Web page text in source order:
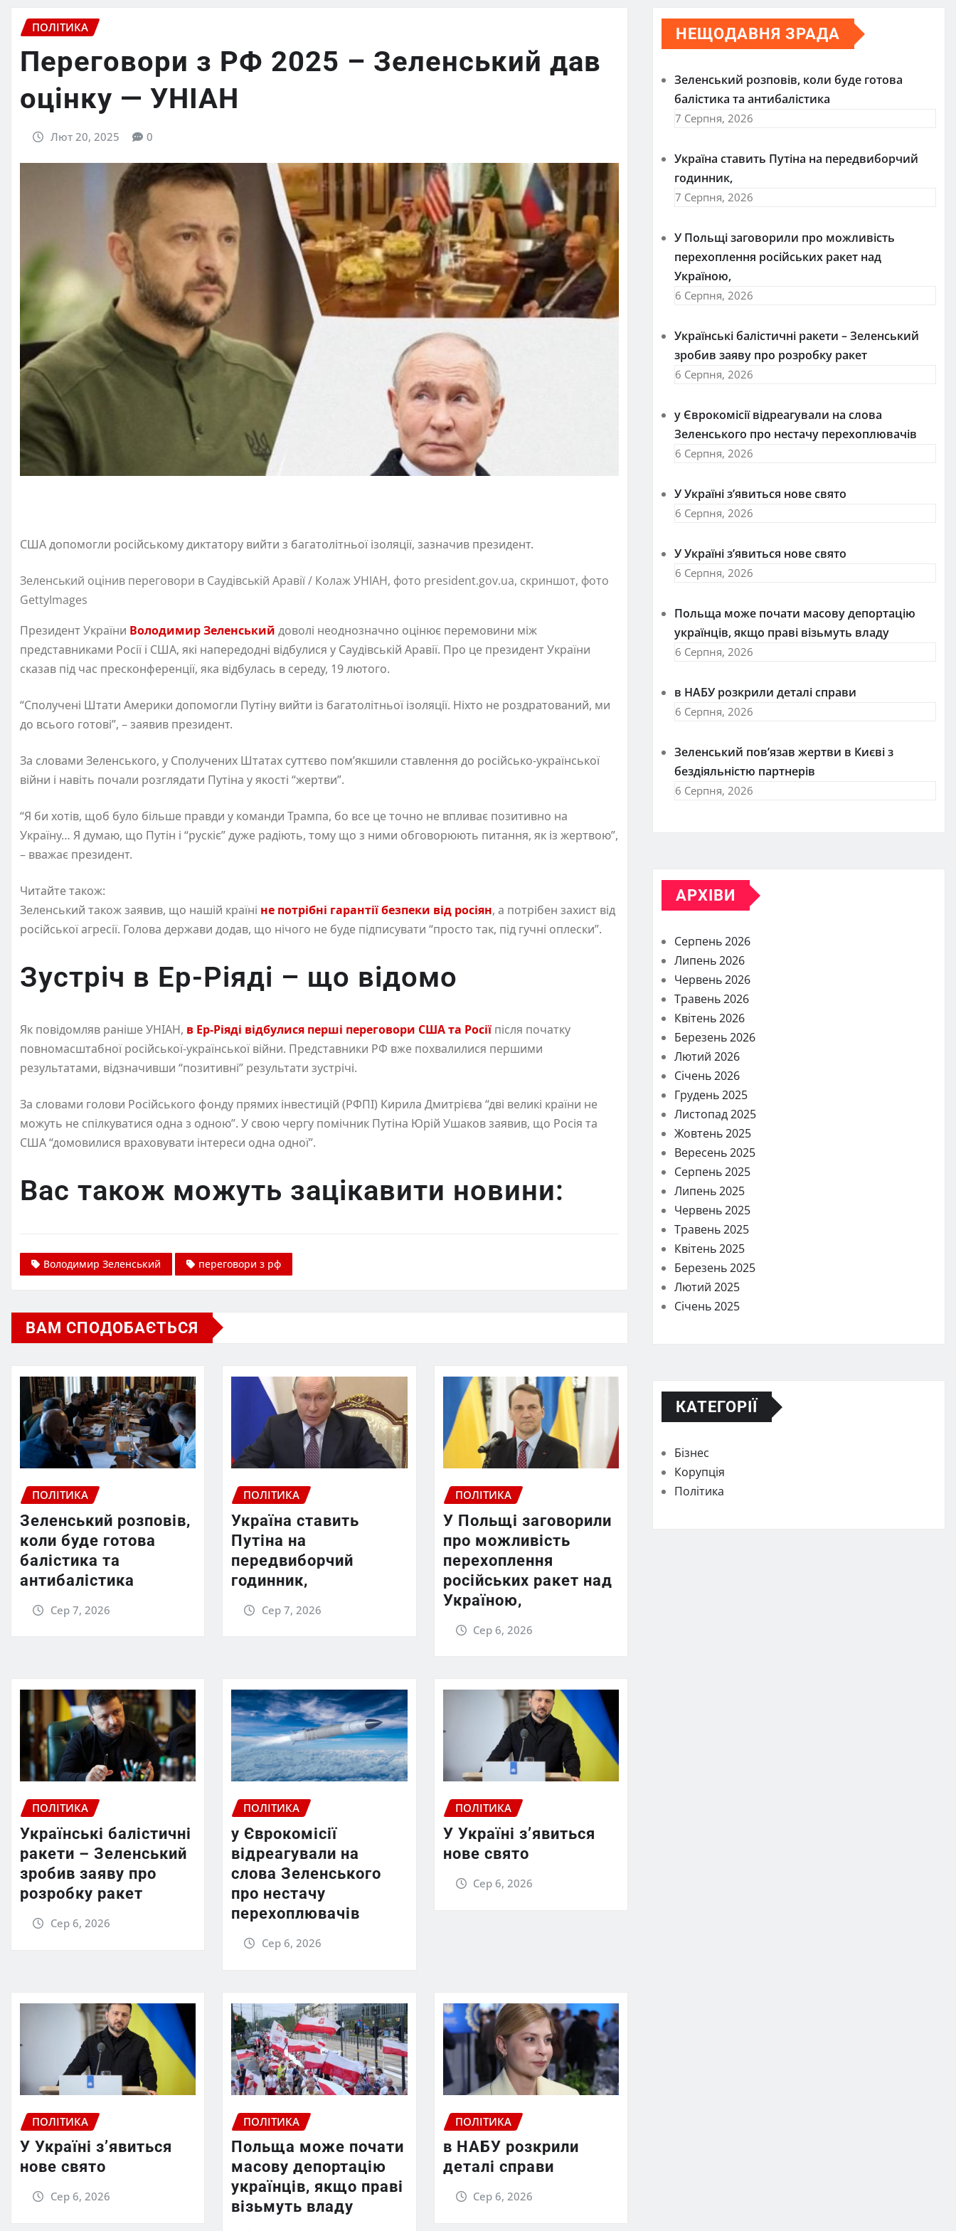
ПОЛІТИКА
Переговори з РФ 2025 – Зеленський дав
оцінку — УНІАН
Лют 20, 2025 0
США допомогли російському диктатору вийти з багатолітньої ізоляції, зазначив президент.
Зеленський оцінив переговори в Саудівській Аравії / Колаж УНІАН, фото president.gov.ua, скриншот, фото
GettyImages
Президент України Володимир Зеленський доволі неоднозначно оцінює перемовини між
представниками Росії і США, які напередодні відбулися у Саудівській Аравії. Про це президент України
сказав під час пресконференції, яка відбулась в середу, 19 лютого.
“‎Сполучені Штати Америки допомогли Путіну вийти із багатолітньої ізоляції‎. Ніхто не роздратований, ми
до всього готові”, – заявив президент.
За словами Зеленського, у Сполучених Штатах суттєво пом’якшили ставлення до російсько-української
війни і навіть почали розглядати Путіна у якості “жертви”.
“Я би хотів, щоб було більше правди у команди Трампа, бо все це точно не впливає позитивно на
Україну… Я думаю, що Путін і “рускіє” дуже радіють, тому що з ними обговорюють питання, як із жертвою”,
– вважає президент.
Читайте також:
Зеленський також заявив, що нашій країні не потрібні гарантії безпеки від росіян, а потрібен захист від
російської агресії. Голова держави додав, що нічого не буде підписувати “просто так, під гучні оплески”.
Зустріч в Ер-Ріяді – що відомо
Як повідомляв раніше УНІАН, в Ер-Ріяді відбулися перші переговори США та Росії після початку
повномасштабної російської-української війни. Представники РФ вже похвалилися першими
результатами, відзначивши “позитивні” результати зустрічі.
За словами голови Російського фонду прямих інвестицій (РФПІ) Кирила Дмитрієва “дві великі країни не
можуть не спілкуватися одна з одною”. У свою чергу помічник Путіна Юрій Ушаков заявив, що Росія та
США “домовилися враховувати інтереси одна одної”.
Вас також можуть зацікавити новини:
Володимир Зеленський переговори з рф
ВАМ СПОДОБАЄТЬСЯ
ПОЛІТИКА
Зеленський розповів,
коли буде готова
балістика та
антибалістика
Сер 7, 2026
ПОЛІТИКА
Україна ставить
Путіна на
передвиборчий
годинник,
Сер 7, 2026
ПОЛІТИКА
У Польщі заговорили
про можливість
перехоплення
російських ракет над
Україною,
Сер 6, 2026
ПОЛІТИКА
Українські балістичні
ракети – Зеленський
зробив заяву про
розробку ракет
Сер 6, 2026
ПОЛІТИКА
у Єврокомісії
відреагували на
слова Зеленського
про нестачу
перехоплювачів
Сер 6, 2026
ПОЛІТИКА
У Україні з’явиться
нове свято
Сер 6, 2026
ПОЛІТИКА
У Україні з’явиться
нове свято
Сер 6, 2026
ПОЛІТИКА
Польща може почати
масову депортацію
українців, якщо праві
візьмуть владу
ПОЛІТИКА
в НАБУ розкрили
деталі справи
Сер 6, 2026
НЕЩОДАВНЯ ЗРАДА
Зеленський розповів, коли буде готова
балістика та антибалістика
7 Серпня, 2026
Україна ставить Путіна на передвиборчий
годинник,
7 Серпня, 2026
У Польщі заговорили про можливість
перехоплення російських ракет над
Україною,
6 Серпня, 2026
Українські балістичні ракети – Зеленський
зробив заяву про розробку ракет
6 Серпня, 2026
у Єврокомісії відреагували на слова
Зеленського про нестачу перехоплювачів
6 Серпня, 2026
У Україні з’явиться нове свято
6 Серпня, 2026
У Україні з’явиться нове свято
6 Серпня, 2026
Польща може почати масову депортацію
українців, якщо праві візьмуть владу
6 Серпня, 2026
в НАБУ розкрили деталі справи
6 Серпня, 2026
Зеленський пов’язав жертви в Києві з
бездіяльністю партнерів
6 Серпня, 2026
АРХІВИ
Серпень 2026
Липень 2026
Червень 2026
Травень 2026
Квітень 2026
Березень 2026
Лютий 2026
Січень 2026
Грудень 2025
Листопад 2025
Жовтень 2025
Вересень 2025
Серпень 2025
Липень 2025
Червень 2025
Травень 2025
Квітень 2025
Березень 2025
Лютий 2025
Січень 2025
КАТЕГОРІЇ
Бізнес
Корупція
Політика